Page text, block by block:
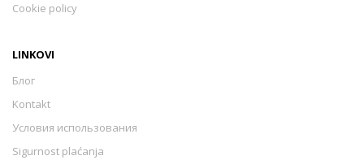
Cookie policy
LINKOVI
Блог
Kontakt
Условия использования
Sigurnost plaćanja